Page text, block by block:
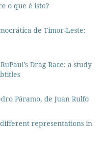
o que é isto?
de Timor-Leste:
Drag Race: a study
Páramo, de Juan Rulfo
representations in